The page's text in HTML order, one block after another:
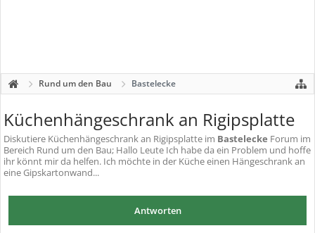
Rund um den Bau Bastelecke
Küchenhängeschrank an Rigipsplatte
Diskutiere Küchenhängeschrank an Rigipsplatte im Bastelecke Forum im
Bereich Rund um den Bau; Hallo Leute Ich habe da ein Problem und hoffe
ihr könnt mir da helfen. Ich möchte in der Küche einen Hängeschrank an
eine Gipskartonwand...
Antworten